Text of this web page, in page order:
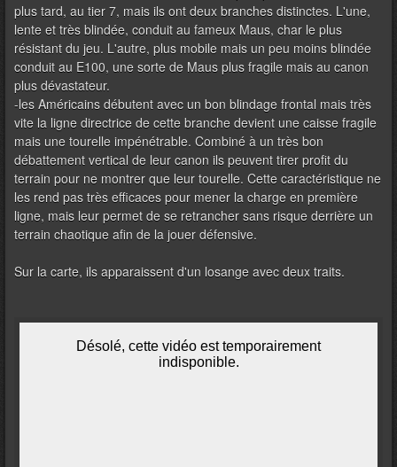
plus tard, au tier 7, mais ils ont deux branches distinctes. L'une,
lente et très blindée, conduit au fameux Maus, char le plus
résistant du jeu. L'autre, plus mobile mais un peu moins blindée
conduit au E100, une sorte de Maus plus fragile mais au canon
plus dévastateur.
-les Américains débutent avec un bon blindage frontal mais très
vite la ligne directrice de cette branche devient une caisse fragile
mais une tourelle impénétrable. Combiné à un très bon
débattement vertical de leur canon ils peuvent tirer profit du
terrain pour ne montrer que leur tourelle. Cette caractéristique ne
les rend pas très efficaces pour mener la charge en première
ligne, mais leur permet de se retrancher sans risque derrière un
terrain chaotique afin de la jouer défensive.
Sur la carte, ils apparaissent d'un losange avec deux traits.